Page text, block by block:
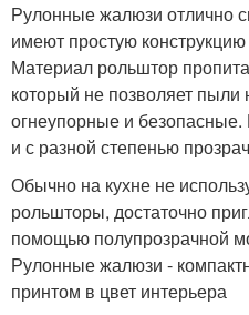
Рулонные жалюзи отлично
имеют простую
Материал рольштор
который не позволяет пыли
огнеупорные и безопасные.
и с разной степенью
Обычно на кухне не
рольшторы, достаточно
помощью полупрозрачной
Рулонные жалюзи -
принтом в цвет интерьера